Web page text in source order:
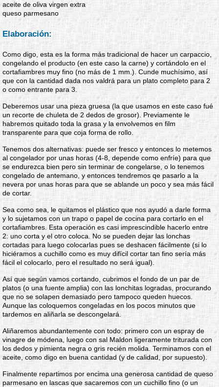
aceite de oliva virgen extra
queso parmesano
Elaboración:
Como digo, esta es la forma más tradicional de hacer un carpaccio,
congelando el producto (en este caso la carne) y cortándolo en el
cortafiambres muy fino (no más de 1 mm.). Cunde muchísimo, así
que con la cantidad dada nos valdrá para un plato completo para 2
o como entrante para 3.
Deberemos usar una pieza gruesa (la que usamos en este caso fué
un recorte de chuleta de 2 dedos de grosor). Previamente le
habremos quitado toda la grasa y la envolvemos en film
transparente para que coja forma de rollo.
Tenemos dos alternativas: puede ser fresco y entonces lo metemos
al congelador por unas horas (4-8, depende como enfríe) para que
se endurezca bien pero sin terminar de congelarse, o lo tenemos
congelado de antemano, y entonces tendremos qe pasarlo a la
nevera por unas horas para que se ablande un poco y sea más fácil
de cortar.
Sea como sea, le quitamos el plástico que nos ayudó a darle forma
y lo sujetamos con un trapo o papel de cocina para cortarlo en el
cortafiambres. Esta operación es casi imprescindible hacerlo entre
2: uno corta y el otro coloca. No se pueden dejar las lonchas
cortadas para luego colocarlas pues se deshacen fácilmente (si lo
hiciéramos a cuchillo como es muy difícil cortar tan fino sería más
fácil el colocarlo, pero el resultado no será igual).
Así que según vamos cortando, cubrimos el fondo de un par de
platos (o una fuente amplia) con las lonchitas logradas, procurando
que no se solapen demasiado pero tampoco queden huecos.
Aunque las coloquemos congeladas en los pocos minutos que
tardemos en aliñarla se descongelará.
Aliñaremos abundantemente con todo: primero con un espray de
vinagre de módena, luego con sal Maldon ligeramente triturada con
los dedos y pimienta negra o gris recién molida. Terminamos con el
aceite, como digo en buena cantidad (y de calidad, por supuesto).
Finalmente repartimos por encima una generosa cantidad de queso
parmesano en lascas que sacaremos con un cuchillo fino (o un